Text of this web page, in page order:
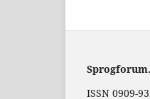
ISSN 0909-